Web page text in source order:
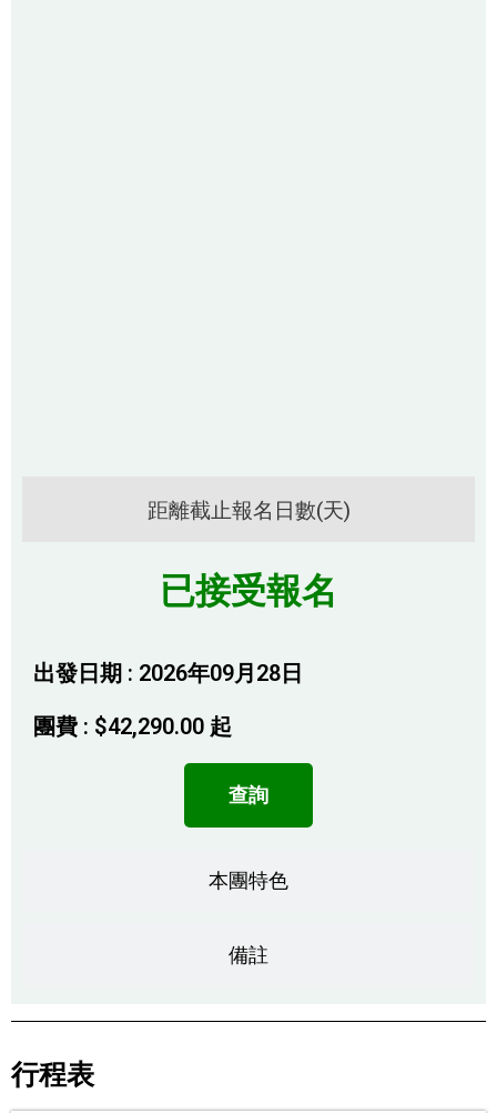
距離截止報名日數(天)
已接受報名
出發日期 : 2026年09月28日
團費 : $42,290.00 起
查詢
本團特色
備註
行程表